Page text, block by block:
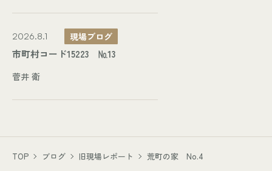
2026.8.1 現場ブログ
市町村コード15223 №13
菅井 衛
TOP ブログ 旧現場レポート 荒町の家 No.4